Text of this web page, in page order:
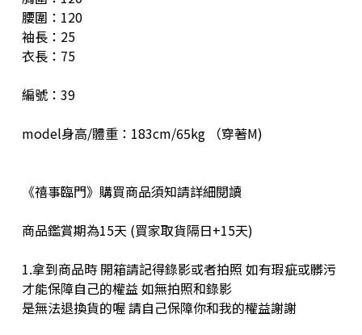
腰圍：120
袖長：25
衣長：75
編號：39
model身高/體重：183cm/65kg （穿著M)
《禧事臨門》購買商品須知請詳細閱讀
商品鑑賞期為15天 (買家取貨隔日+15天)
1.拿到商品時 開箱請記得錄影或者拍照 如有瑕疵或髒污
才能保障自己的權益 如無拍照和錄影
是無法退換貨的喔 請自己保障你和我的權益謝謝